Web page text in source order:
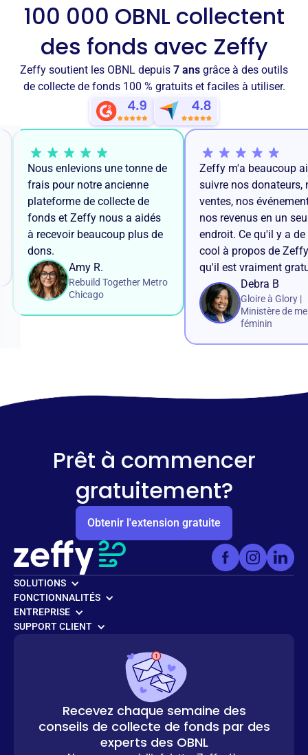
100 000 OBNL collectent
des fonds avec Zeffy
Zeffy soutient les OBNL depuis 7 ans grâce à des outils
de collecte de fonds 100 % gratuits et faciles à utiliser.
Nous enlevions une tonne de
frais pour notre ancienne
plateforme de collecte de
fonds et Zeffy nous a aidés
à recevoir beaucoup plus de
dons.
Amy R.
Rebuild Together Metro
Chicago
Zeffy m'a beaucoup
suivre nos
ventes, nos
nos revenus en un
endroit. Ce qu'il y a
cool à propos de
qu'il est vraiment
Debra B
Gloire à Glory
Ministère de
féminin
Prêt à commencer
gratuitement?
Obtenir l'extension gratuite
SOLUTIONS
FONCTIONNALITÉS
ENTREPRISE
SUPPORT CLIENT
Recevez chaque semaine des
conseils de collecte de fonds par des
experts des OBNL